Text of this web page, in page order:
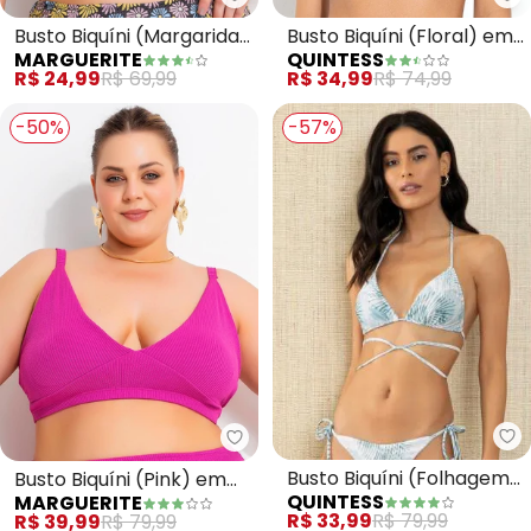
Marguerite - Busto Biquíni
Busto Biquíni (Margarida)
em Poliflex
MARGUERITE
R$ 24,99R$ 69,99
Busto Biquíni (Floral) em
Malha com Elastano
QUINTESS
R$ 34,99R$ 74,99
-50%
Marguerite - Busto Biquíni
Busto Biquíni (Pink) em
Malha Canelada
MARGUERITE
R$ 39,99R$ 79,99
-57%
Busto Biquíni (Folhagem)
Cortininha
QUINTESS
R$ 33,99R$ 79,99